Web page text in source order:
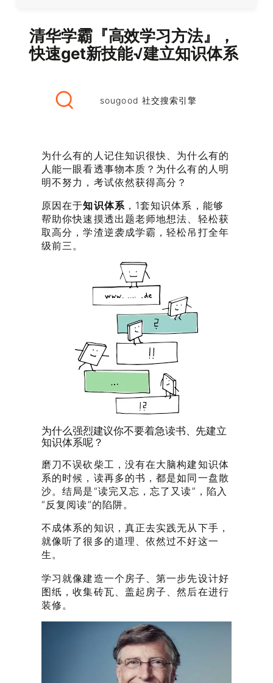
清华学霸『高效学习方法』，
快速get新技能√建立知识体系
sougood 社交搜索引擎
为什么有的人记住知识很快、为什么有的
人能一眼看透事物本质？为什么有的人明
明不努力，考试依然获得高分？
原因在于知识体系，1套知识体系，能够
帮助你快速摸透出题老师地想法、轻松获
取高分，学渣逆袭成学霸，轻松吊打全年
级前三。
为什么强烈建议你不要着急读书、先建立
知识体系呢？
磨刀不误砍柴工，没有在大脑构建知识体
系的时候，读再多的书，都是如同一盘散
沙。结局是“读完又忘，忘了又读”，陷入
“反复阅读”的陷阱。
不成体系的知识，真正去实践无从下手，
就像听了很多的道理、依然过不好这一
生。
学习就像建造一个房子、第一步先设计好
图纸，收集砖瓦、盖起房子、然后在进行
装修。